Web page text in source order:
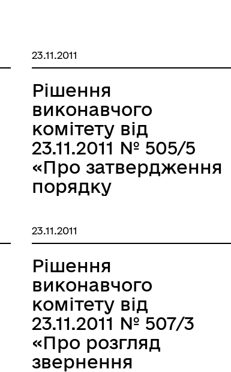
Я - ВЕТЕРАН
ГУМАНІТАРНА СФЕРА
23.11.2011
Рішення
виконавчого
комітету від
23.11.2011 № 505/5
«Про затвердження
порядку
перепланувань (в
тому числі раніше
виконаних) в
житлових
приміщеннях
(квартирах)
багатоквартирних
житлових будинків»
23.11.2011
Рішення
виконавчого
комітету від
23.11.2011 № 507/3
«Про розгляд
звернення